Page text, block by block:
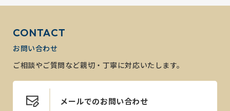
CONTACT
お問い合わせ
ご相談やご質問など親切・丁寧に対応いたします。
メールでのお問い合わせ